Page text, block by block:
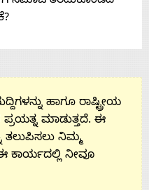
ಹಾಗೂ ರಾಷ್ಟ್ರೀಯ
ಮಾಡುತ್ತದೆ. ಈ
ತಲುಪಿಸಲು ನಿಮ್ಮ
ಈ ಕಾರ್ಯದಲ್ಲಿ ನೀವೂ